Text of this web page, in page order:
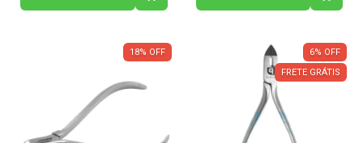
18% OFF 6% OFF
FRETE GRÁTIS